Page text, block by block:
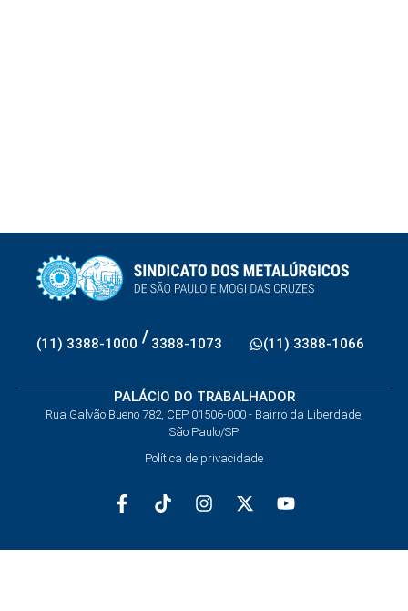
(11) 3388-1000 / 3388-1073 (11) 3388-1066
PALÁCIO DO TRABALHADOR
Rua Galvão Bueno 782, CEP 01506-000 - Bairro da Liberdade,
São Paulo/SP
Política de privacidade